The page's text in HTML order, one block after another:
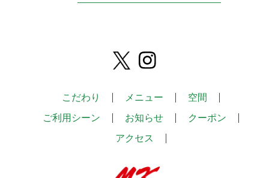
こだわり メニュー
空間
ご利用シーン
お知らせ
クーポン
アクセス